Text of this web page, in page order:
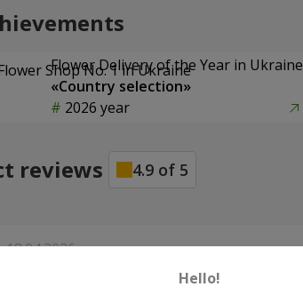
Flower Delivery of the Year in Ukraine
«Country selection»
2026 year
reviews 4.9 of 5
18.04.2026
дуже гарно, вдячна за чудові емоції!
Hello!